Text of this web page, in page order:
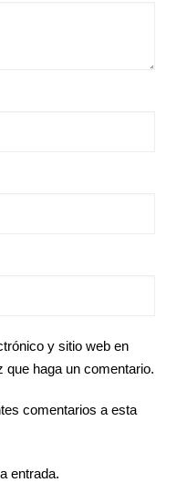
y sitio web en
haga un comentario.
comentarios a esta
entrada.